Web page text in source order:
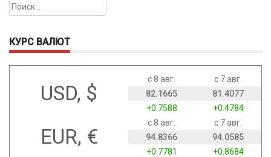
Найти:
КУРС ВАЛЮТ
USD, $
с 8 авг.
с 7 авг.
82.1665
81.4077
+0.7588
+0.4784
EUR, €
с 8 авг.
с 7 авг.
94.8366
94.0585
+0.7781
+0.8684